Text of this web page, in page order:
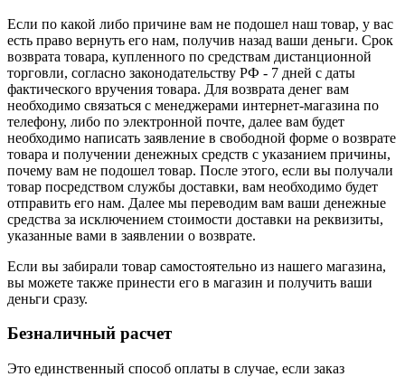
Если по какой либо причине вам не подошел наш товар, у вас
есть право вернуть его нам, получив назад ваши деньги. Срок
возврата товара, купленного по средствам дистанционной
торговли, согласно законодательству РФ - 7 дней с даты
фактического вручения товара. Для возврата денег вам
необходимо связаться с менеджерами интернет-магазина по
телефону, либо по электронной почте, далее вам будет
необходимо написать заявление в свободной форме о возврате
товара и получении денежных средств с указанием причины,
почему вам не подошел товар. После этого, если вы получали
товар посредством службы доставки, вам необходимо будет
отправить его нам. Далее мы переводим вам ваши денежные
средства за исключением стоимости доставки на реквизиты,
указанные вами в заявлении о возврате.
Если вы забирали товар самостоятельно из нашего магазина,
вы можете также принести его в магазин и получить ваши
деньги сразу.
Безналичный расчет
Это единственный способ оплаты в случае, если заказ